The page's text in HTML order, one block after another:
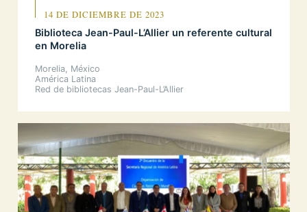
14 DE DICIEMBRE DE 2023
Biblioteca Jean-Paul-L’Allier un referente cultural
en Morelia
Morelia, México
América Latina
Red de bibliotecas Jean-Paul-L’Allier